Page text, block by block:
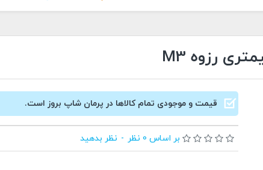
قیمت و موجودی تمام کالاها در پرمان شاپ بروز است.
بر اساس 0 نظر - نظر بدهید